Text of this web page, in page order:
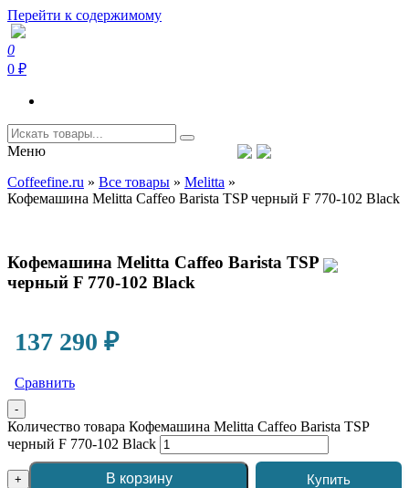
Перейти к содержимому
Coffeefine.ru
Интернет-магазин кофемашин и кофейной техники для дома
0
0 ₽
Меню
Coffeefine.ru » Все товары » Melitta »
Кофемашина Melitta Caffeo Barista TSP черный F 770-102 Black
Кофемашина Melitta Caffeo Barista TSP
черный F 770-102 Black
137 290 ₽
Сравнить
-
Количество товара Кофемашина Melitta Caffeo Barista TSP
черный F 770-102 Black
+ В корзину Купить